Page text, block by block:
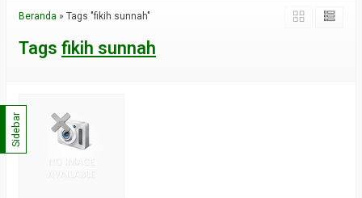
Beranda » Tags "fikih sunnah"
Tags fikih sunnah
Sidebar